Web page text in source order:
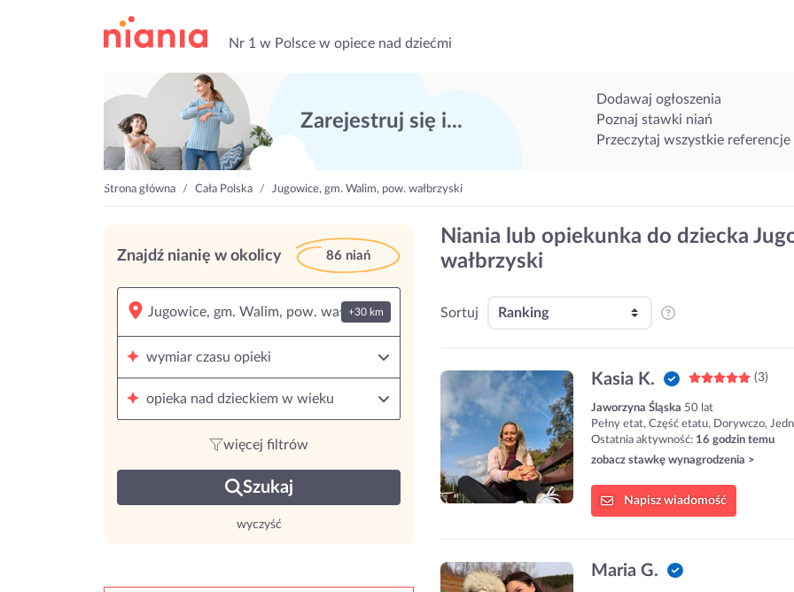
Nr 1 w Polsce w opiece nad dziećmi
Zarejestruj się i...
Dodawaj ogłoszenia
Poznaj stawki niań
Przeczytaj wszystkie referencje
Strona główna Cała Polska Jugowice, gm. Walim, pow. wałbrzyski
Znajdź nianię w okolicy 86 niań
+30 km
wymiar czasu opieki
opieka nad dzieckiem w wieku
więcej filtrów
Szukaj
wyczyść
Niania lub opiekunka do dziecka
wałbrzyski
Sortuj
Kasia K. (3)
Jaworzyna Śląska 50 lat
Pełny etat, Część etatu, Dorywczo,
Ostatnia aktywność: 16 godzin temu
zobacz stawkę wynagrodzenia >
Napisz wiadomość
Maria G.